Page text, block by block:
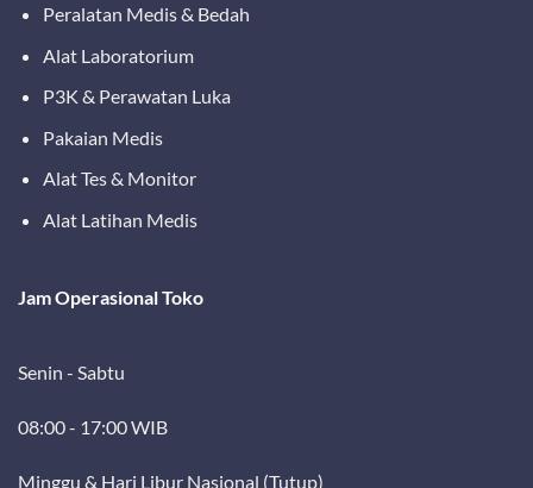
Peralatan Medis & Bedah
Alat Laboratorium
P3K & Perawatan Luka
Pakaian Medis
Alat Tes & Monitor
Alat Latihan Medis
Jam Operasional Toko
Senin - Sabtu
08:00 - 17:00 WIB
Minggu & Hari Libur Nasional (Tutup)